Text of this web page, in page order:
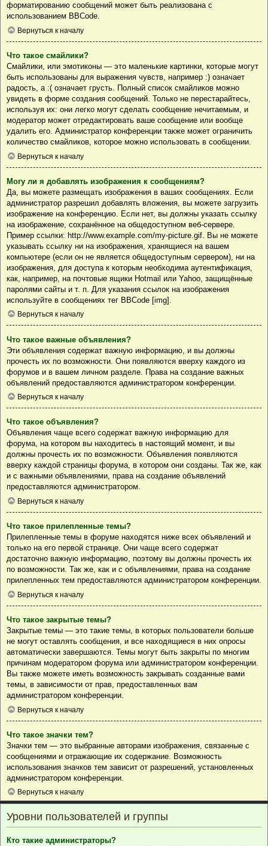
форматированию сообщений может быть реализована с
использованием BBCode.
Вернуться к началу
Что такое смайлики?
Смайлики, или эмотиконы — это маленькие картинки, которые могут
быть использованы для выражения чувств, например :) означает
радость, а :( означает грусть. Полный список смайликов можно
увидеть в форме создания сообщений. Только не перестарайтесь,
используя их: они легко могут сделать сообщение нечитаемым, и
модератор может отредактировать ваше сообщение или вообще
удалить его. Администратор конференции также может ограничить
количество смайликов, которое можно использовать в сообщении.
Вернуться к началу
Могу ли я добавлять изображения к сообщениям?
Да, вы можете размещать изображения в ваших сообщениях. Если
администратор разрешил добавлять вложения, вы можете загрузить
изображение на конференцию. Если нет, вы должны указать ссылку
на изображение, сохранённое на общедоступном веб-сервере.
Пример ссылки: http://www.example.com/my-picture.gif. Вы не можете
указывать ссылку ни на изображения, хранящиеся на вашем
компьютере (если он не является общедоступным сервером), ни на
изображения, для доступа к которым необходима аутентификация,
как, например, на почтовые ящики Hotmail или Yahoo, защищённые
паролями сайты и т. п. Для указания ссылок на изображения
используйте в сообщениях тег BBCode [img].
Вернуться к началу
Что такое важные объявления?
Эти объявления содержат важную информацию, и вы должны
прочесть их по возможности. Они появляются вверху каждого из
форумов и в вашем личном разделе. Права на создание важных
объявлений предоставляются администратором конференции.
Вернуться к началу
Что такое объявления?
Объявления чаще всего содержат важную информацию для
форума, на котором вы находитесь в настоящий момент, и вы
должны прочесть их по возможности. Объявления появляются
вверху каждой страницы форума, в котором они созданы. Так же, как
и с важными объявлениями, права на создание объявлений
предоставляются администратором.
Вернуться к началу
Что такое прилепленные темы?
Прилепленные темы в форуме находятся ниже всех объявлений и
только на его первой странице. Они чаще всего содержат
достаточно важную информацию, поэтому вы должны прочесть их
по возможности. Так же, как и с объявлениями, права на создание
прилепленных тем предоставляются администратором конференции.
Вернуться к началу
Что такое закрытые темы?
Закрытые темы — это такие темы, в которых пользователи больше
не могут оставлять сообщения, и все находящиеся в них опросы
автоматически завершаются. Темы могут быть закрыты по многим
причинам модератором форума или администратором конференции.
Вы также можете иметь возможность закрывать созданные вами
темы, в зависимости от прав, предоставленных вам
администратором конференции.
Вернуться к началу
Что такое значки тем?
Значки тем — это выбранные авторами изображения, связанные с
сообщениями и отражающие их содержание. Возможность
использования значков тем зависит от разрешений, установленных
администратором конференции.
Вернуться к началу
Уровни пользователей и группы
Кто такие администраторы?